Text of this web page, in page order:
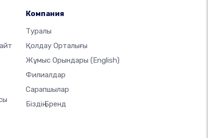
Компания
Туралы
Қолдау Орталығы
Жұмыс Орындары (English)
Филиалдар
Сарапшылар
Біздің Бренд